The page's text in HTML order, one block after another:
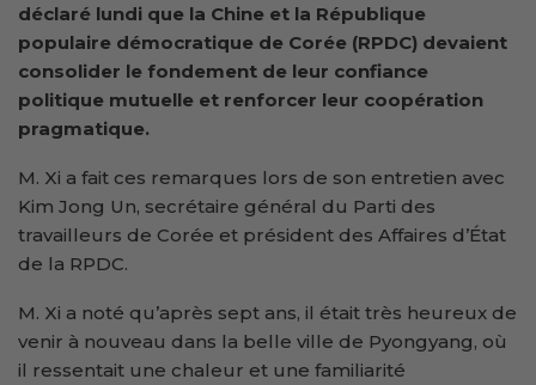
déclaré lundi que la Chine et la République
populaire démocratique de Corée (RPDC) devaient
consolider le fondement de leur confiance
politique mutuelle et renforcer leur coopération
pragmatique.
M. Xi a fait ces remarques lors de son entretien avec
Kim Jong Un, secrétaire général du Parti des
travailleurs de Corée et président des Affaires d’État
de la RPDC.
M. Xi a noté qu’après sept ans, il était très heureux de
venir à nouveau dans la belle ville de Pyongyang, où
il ressentait une chaleur et une familiarité